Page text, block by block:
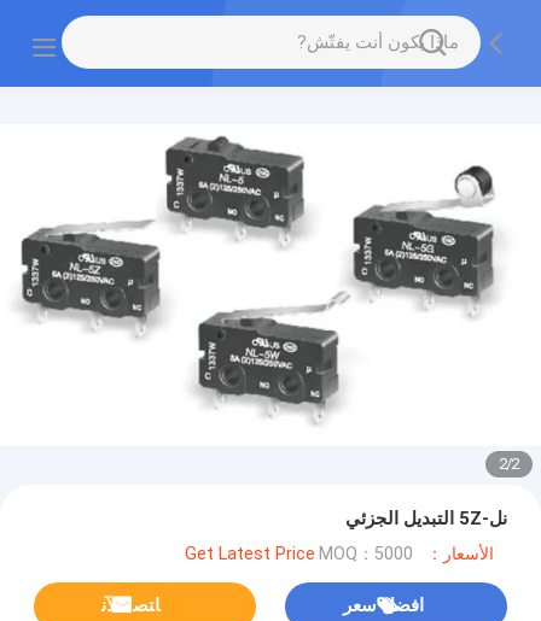
2
/
2
نل-5Z التبديل الجزئي
الأسعار：Get Latest Price MOQ：5000
افضل سعر ﺎﺘﺼﻟ ﺍﻶﻧ